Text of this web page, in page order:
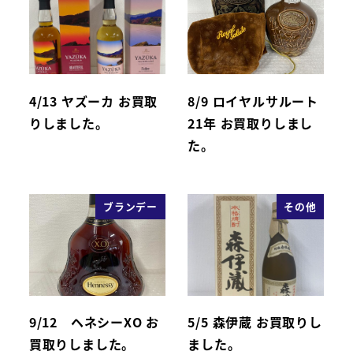
4/13 ヤズーカ お買取
りしました。
8/9 ロイヤルサルート
21年 お買取りしまし
た。
ブランデー
9/12 ヘネシーXO お
買取りしました。
その他
5/5 森伊蔵 お買取りし
ました。